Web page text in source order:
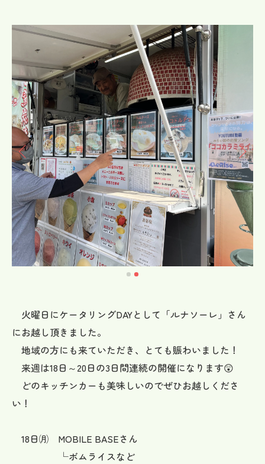
火曜日にケータリングDAYとして「ルナソーレ」さん
にお越し頂きました。
地域の方にも来ていただき、とても賑わいました！
来週は18日～20日の3日間連続の開催になります😲
どのキッチンカーも美味しいのでぜひお越しくださ
い！
18日㈪ MOBILE BASEさん
└ボムライスなど